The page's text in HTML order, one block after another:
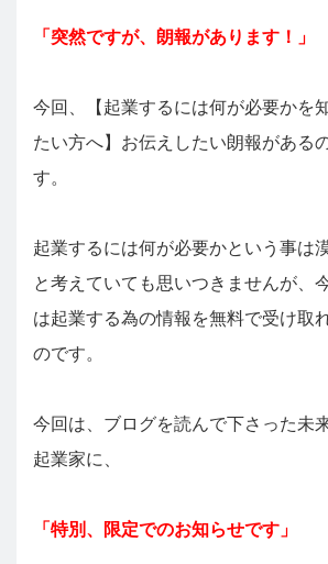
「突然ですが、朗報があります！」
今回、【起業するには何が必要かを
たい方へ】お伝えしたい朗報がある
す。
起業するには何が必要かという事は
と考えていても思いつきませんが、
は起業する為の情報を無料で受け取
のです。
今回は、ブログを読んで下さった未
起業家に、
「特別、限定でのお知らせです」